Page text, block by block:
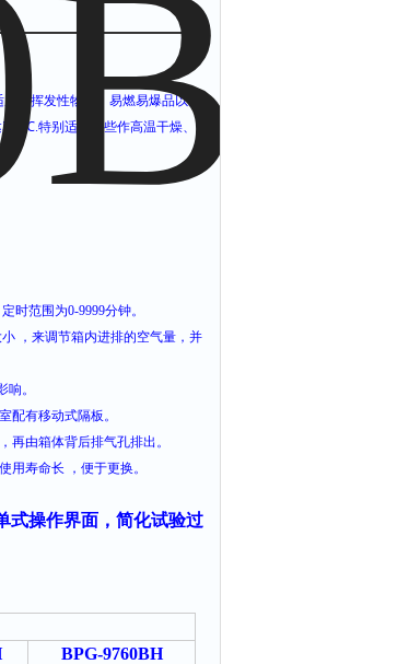
于挥发性物品，易燃易爆品以免
500 ℃.特别适合一些作高温干燥、
时范围为0-9999分钟。
，来调节箱内进排的空气量，并
。
配有移动式隔板。
再由箱体背后排气孔排出。
使用寿命长
，便于更换。
式操作界面，简化试验过
BPG-9760BH